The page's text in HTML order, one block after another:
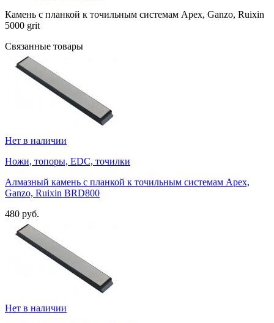
Камень с планкой к точильным системам Apex, Ganzo, Ruixin
5000 grit
Связанные товары
Нет в наличии
Ножи, топоры, EDC, точилки
Алмазный камень с планкой к точильным системам Apex,
Ganzo, Ruixin BRD800
480 руб.
Нет в наличии